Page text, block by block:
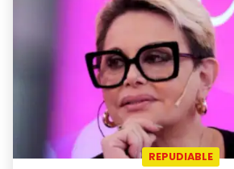
REPUDIABLE